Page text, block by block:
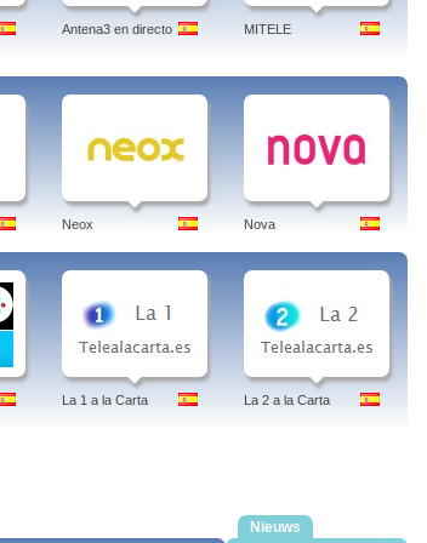
Antena3 en directo MITELE
Neox Nova
La 1 a la Carta La 2 a la Carta
Nieuws